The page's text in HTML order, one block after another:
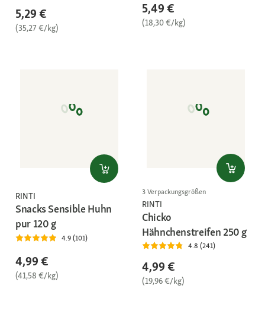
5,29 €
(35,27 €/kg)
5,49 €
(18,30 €/kg)
RINTI
Snacks Sensible Huhn
pur 120 g
4.9 (101)
4,99 €
(41,58 €/kg)
3 Verpackungsgrößen
RINTI
Chicko
Hähnchenstreifen 250 g
4.8 (241)
4,99 €
(19,96 €/kg)